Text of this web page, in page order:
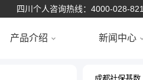
四川个人咨询热线：4000-028-821
产品介绍 新闻中心